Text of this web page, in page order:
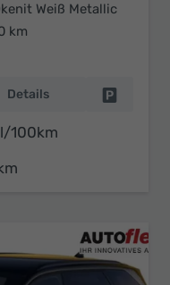
Weiß Metallic
km
Details
100km